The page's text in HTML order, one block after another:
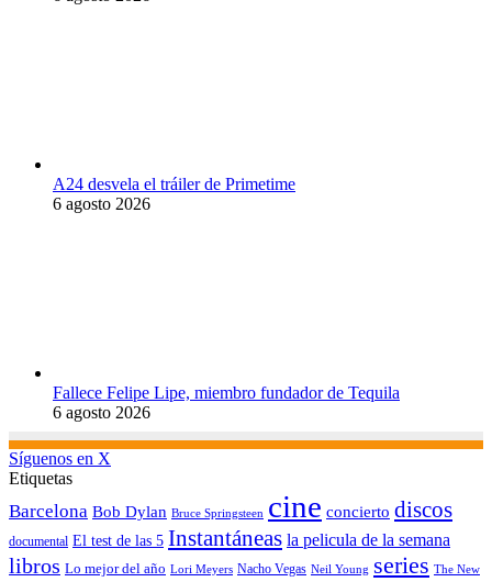
A24 desvela el tráiler de Primetime
6 agosto 2026
Fallece Felipe Lipe, miembro fundador de Tequila
6 agosto 2026
Síguenos en X
Etiquetas
Barcelona Bob Dylan Bruce Springsteen cine concierto discos
documental El test de las 5 Instantáneas la pelicula de la semana
libros Lo mejor del año Lori Meyers Nacho Vegas Neil Young series The New